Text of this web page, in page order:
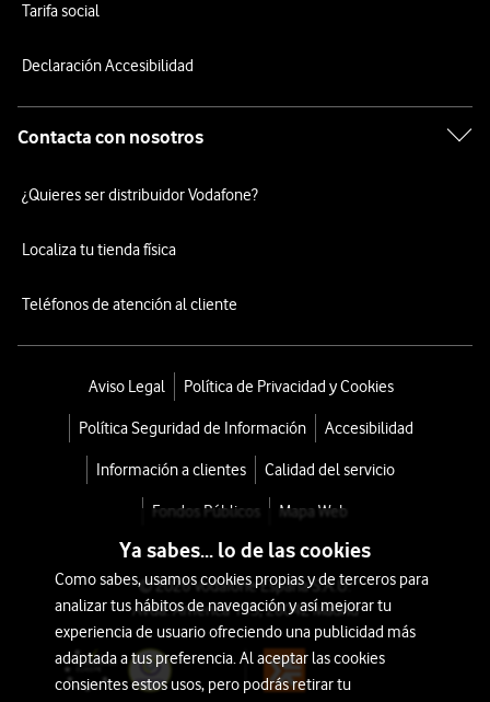
Tarifa social
Declaración Accesibilidad
Contacta con nosotros
¿Quieres ser distribuidor Vodafone?
Localiza tu tienda física
Teléfonos de atención al cliente
Aviso Legal Política de Privacidad y Cookies
Política Seguridad de Información Accesibilidad
Información a clientes Calidad del servicio
Fondos Públicos Mapa Web
© 2026 Vodafone España S.A.U.
Avda. América 115, 28042 Madrid
Ya sabes... lo de las cookies
Como sabes, usamos cookies propias y de terceros para
analizar tus hábitos de navegación y así mejorar tu
experiencia de usuario ofreciendo una publicidad más
adaptada a tus preferencia. Al aceptar las cookies
consientes estos usos, pero podrás retirar tu